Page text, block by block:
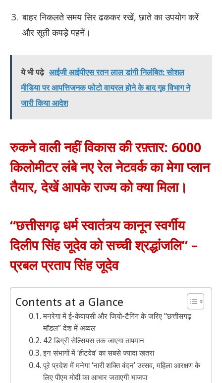
बाहर निकलते समय सिर ढककर रखें, छाते का उपयोग करें
और सूती कपड़े पहनें।
ये भी पढ़े आईजी आईपीएस रतन लाल डांगी निलंबित: सोशल
मीडिया पर आपत्तिजनक फोटो वायरल होने के बाद गृह विभाग ने
जारी किया आदेश
रुकने वाली नहीं विकास की रफ़्तार: 6000
किलोमीटर लंबे नए रेल नेटवर्क का मेगा प्लान
तैयार, देखें आपके राज्य को क्या मिला।
“छत्तीसगढ़ धर्म स्वातंत्र्य कानून स्वर्गीय
दिलीप सिंह जूदेव को सच्ची श्रद्धांजलि” –
प्रबल प्रताप सिंह जूदेव
Contents at a Glance
मनरेगा में ई-केवायसी और जियो-टैगिंग के जरिए “छत्तीसगढ़
मॉडल” देश में अव्वल
42 डिग्री सेल्सियस तक जाएगा तापमान
इन संभागों में ‘हीटवेव’ का सबसे ज्यादा खतरा
पूरे प्रदेश में मनेगा ‘नारी शक्ति वंदन’ उत्सव, महिला आरक्षण के
लिए पीएम मोदी का आभार जताएगी भाजपा